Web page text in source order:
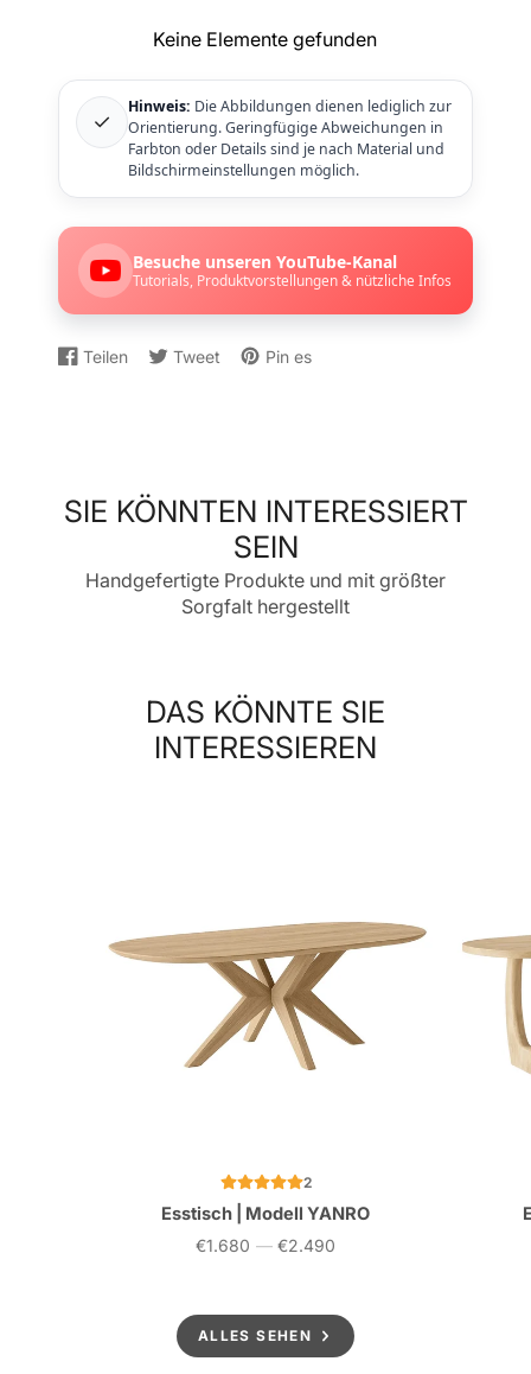
Keine Elemente gefunden
✓
Hinweis: Die Abbildungen dienen lediglich zur
Orientierung. Geringfügige Abweichungen in
Farbton oder Details sind je nach Material und
Bildschirmeinstellungen möglich.
Besuche unseren YouTube-Kanal
Tutorials, Produktvorstellungen & nützliche Infos
Teilen
Auf
Wird
Tweet
Auf
Wird
geöffnet.
Pin es
Auf
Wird
SIE KÖNNTEN INTERESSIERT
SEIN
Handgefertigte Produkte und mit größter
Sorgfalt hergestellt
DAS KÖNNTE SIE
INTERESSIEREN
2
Esstisch | Modell YANRO
Preis
€1.680 — €2.490
ALLES SEHEN